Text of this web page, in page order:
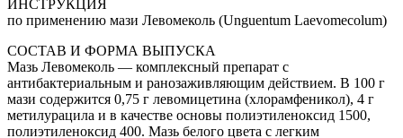
ИНСТРУКЦИЯ
по применению мази Левомеколь (Unguentum Laevomecolum)
СОСТАВ И ФОРМА ВЫПУСКА
Мазь Левомеколь — комплексный препарат с
антибактериальным и ранозаживляющим действием. В 100 г
мази содержится 0,75 г левомицетина (хлорамфеникол), 4 г
метилурацила и в качестве основы полиэтиленоксид 1500,
полиэтиленоксид 400. Мазь белого цвета с легким